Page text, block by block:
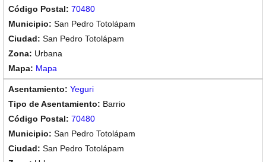
70480
San Pedro Totolápam
San Pedro Totolápam
Urbana
Mapa
Yeguri
Barrio
70480
San Pedro Totolápam
San Pedro Totolápam